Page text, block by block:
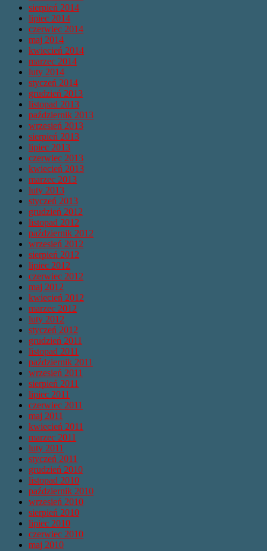
sierpień 2014
lipiec 2014
czerwiec 2014
maj 2014
kwiecień 2014
marzec 2014
luty 2014
styczeń 2014
grudzień 2013
listopad 2013
październik 2013
wrzesień 2013
sierpień 2013
lipiec 2013
czerwiec 2013
kwiecień 2013
marzec 2013
luty 2013
styczeń 2013
grudzień 2012
listopad 2012
październik 2012
wrzesień 2012
sierpień 2012
lipiec 2012
czerwiec 2012
maj 2012
kwiecień 2012
marzec 2012
luty 2012
styczeń 2012
grudzień 2011
listopad 2011
październik 2011
wrzesień 2011
sierpień 2011
lipiec 2011
czerwiec 2011
maj 2011
kwiecień 2011
marzec 2011
luty 2011
styczeń 2011
grudzień 2010
listopad 2010
październik 2010
wrzesień 2010
sierpień 2010
lipiec 2010
czerwiec 2010
maj 2010